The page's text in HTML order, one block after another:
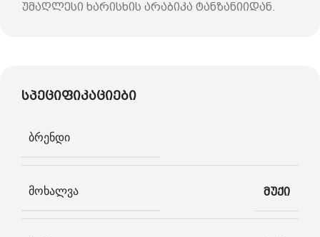
უმაღლესი ხარისხის არაბიკა ტანზანიიდან.
სპეციფიკაციები
ბრენდი
მოხალვა მუქი